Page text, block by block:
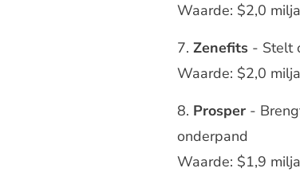
Waarde: $2,0
Zenefits - Stelt
Waarde: $2,0
Prosper -
onderpand
Waarde: $1,9